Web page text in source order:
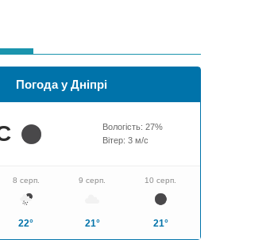
Погода у Дніпрі
Вологість: 27%
Вітер: 3м/с
8 серп.
22°
9 серп.
21°
10 серп.
21°